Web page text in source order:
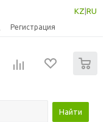
KZ RU
Регистрация
Найти